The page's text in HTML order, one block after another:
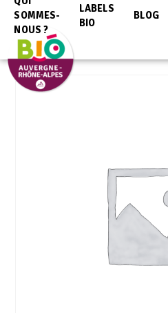
SOMMES-
NOUS ?
LABELS
BIO
BLOG